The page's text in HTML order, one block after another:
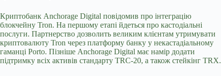
Криптобанк Anchorage Digital повідомив про інтеграцію
блокчейну Tron. На першому етапі йдеться про кастодіальні
послуги. Партнерство дозволить великим клієнтам утримувати
криптовалюту Tron через платформу банку у некастадіальному
гаманці Porto. Пізніше Anchorage Digital має намір додати
підтримку всіх активів стандарту TRC-20, а також стейкінг TRX.